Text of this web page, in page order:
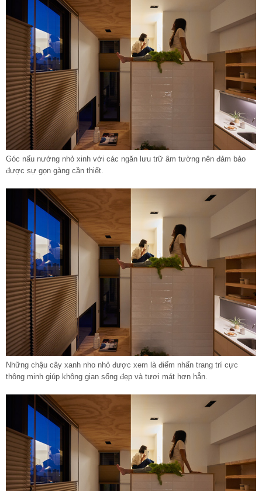
Góc nấu nướng nhỏ xinh với các ngăn lưu trữ âm tường nên đảm bảo
được sự gọn gàng cần thiết.
Những chậu cây xanh nho nhỏ được xem là điểm nhấn trang trí cực
thông minh giúp không gian sống đẹp và tươi mát hơn hẳn.